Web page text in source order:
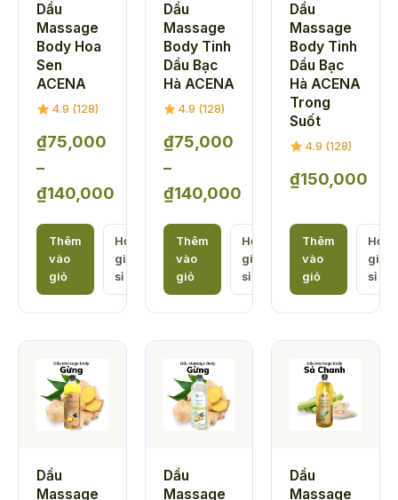
Dầu
Massage
Body Hoa
Sen
ACENA
4.9 (128)
₫75,000
–
₫140,000
giá:
từ
₫75,000
₫140,000
Thêm
vào
giỏ
Hỏi
giá
sỉ
Dầu
Massage
Body Tinh
Dầu Bạc
Hà ACENA
4.9 (128)
₫75,000
–
₫140,000
giá:
từ
₫75,000
₫140,000
Thêm
vào
giỏ
Hỏi
giá
sỉ
Dầu
Massage
Body Tinh
Dầu Bạc
Hà ACENA
Trong
Suốt
4.9 (128)
₫150,000
Thêm
vào
giỏ
Hỏi
giá
sỉ
Dầu
Massage
Dầu
Massage
Dầu
Massage